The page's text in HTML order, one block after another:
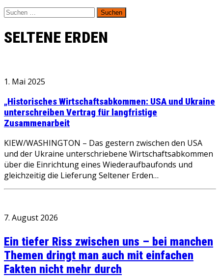
Suchen
nach:
SELTENE ERDEN
1. Mai 2025
„Historisches Wirtschaftsabkommen: USA und Ukraine
unterschreiben Vertrag für langfristige
Zusammenarbeit
KIEW/WASHINGTON – Das gestern zwischen den USA
und der Ukraine unterschriebene Wirtschaftsabkommen
über die Einrichtung eines Wiederaufbaufonds und
gleichzeitig die Lieferung Seltener Erden…
7. August 2026
Ein tiefer Riss zwischen uns – bei manchen
Themen dringt man auch mit einfachen
Fakten nicht mehr durch